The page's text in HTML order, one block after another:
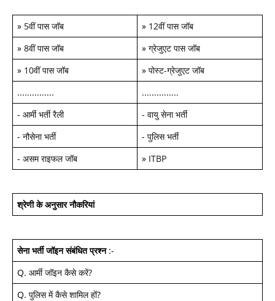
» 5वीं पास जॉब » 12वीं पास जॉब
» 8वीं पास जॉब » ग्रेजुएट पास जॉब
» 10वीं पास जॉब » पोस्ट-ग्रेजुएट जॉब
...............
...............
- आर्मी भर्ती रैली - वायु सेना भर्ती
- नौसेना भर्ती - पुलिस भर्ती
- असम राइफल जॉब » ITBP
श्रेणी के अनुसार नौकरियां
सेना भर्ती जॉइन संबंधित प्रश्न:-
Q. आर्मी जॉइन कैसे करें?
Q. पुलिस में कैसे शामिल हों?